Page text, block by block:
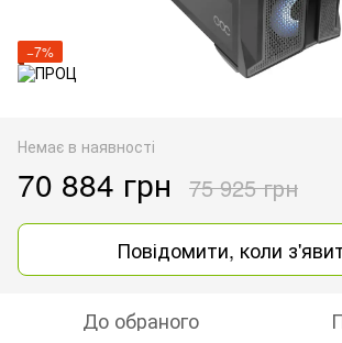
−7%
Немає в наявності
70 884 грн 75 925 грн
Повідомити, коли
До обраного